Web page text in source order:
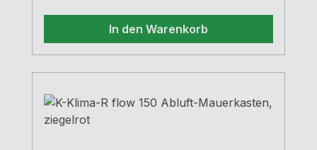
In den Warenkorb